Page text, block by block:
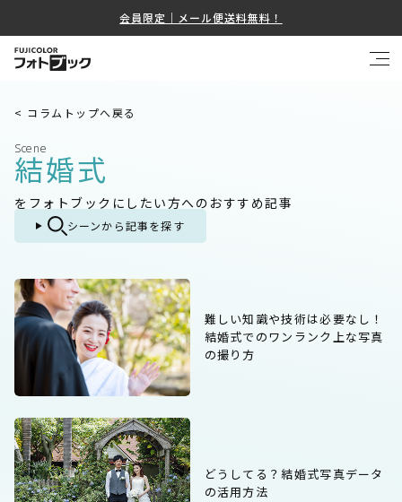
会員限定｜メール便送料無料！
< コラムトップへ戻る
Scene
結婚式
をフォトブックにしたい方へのおすすめ記事
シーンから記事を探す
難しい知識や技術は必要なし！
結婚式でのワンランク上な写真
の撮り方
どうしてる？結婚式写真データ
の活用方法